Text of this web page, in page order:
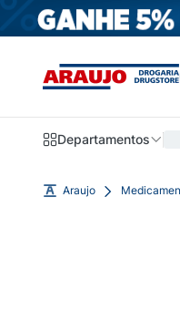
Departamentos
Araujo